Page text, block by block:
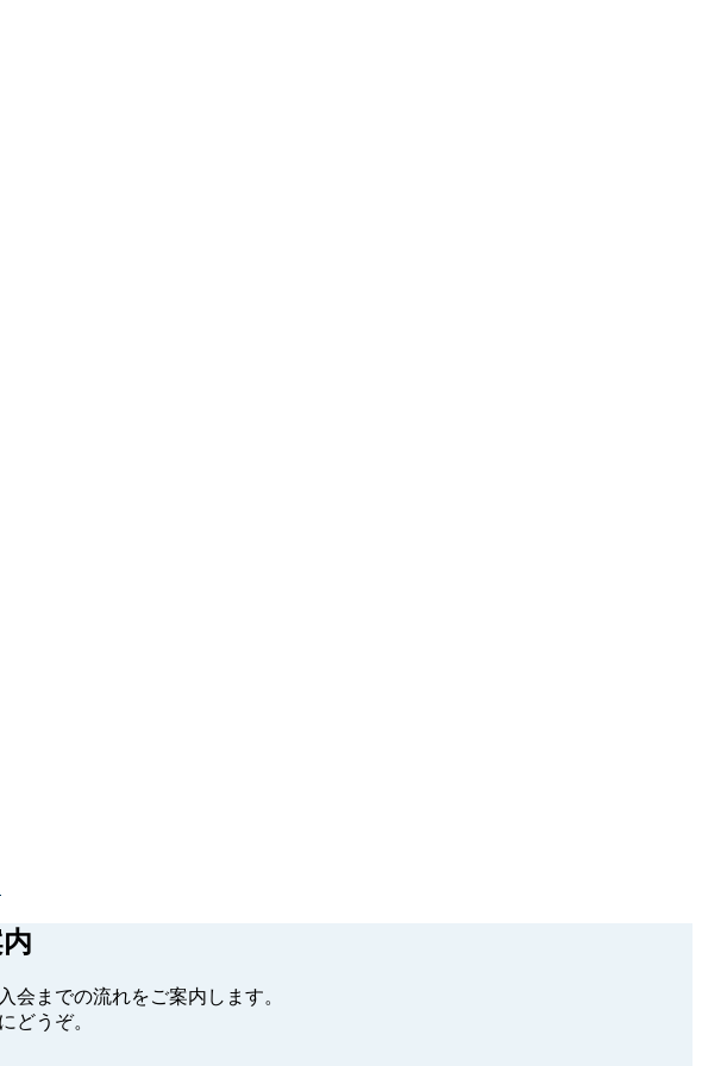
会までの流れをご案内します。
どうぞ。